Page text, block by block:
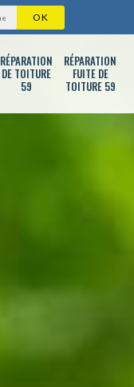
RÉPARATION
DE TOITURE
59
RÉPARATION
FUITE DE
TOITURE 59